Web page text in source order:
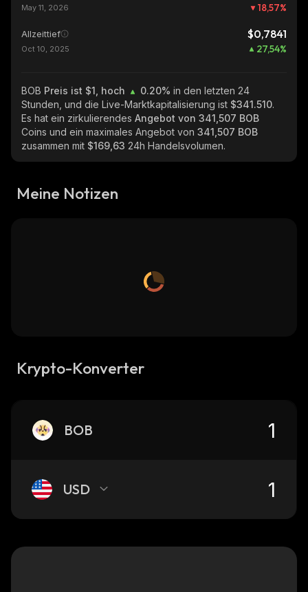
May 11, 2026 18,57%
Allzeittief $0,7841
Oct 10, 2025 27,54%
BOB Preis ist $1, hoch 0.20% in den letzten 24
Stunden, und die Live-Marktkapitalisierung ist $341.510.
Es hat ein zirkulierendes Angebot von 341,507 BOB
Coins und ein maximales Angebot von 341,507 BOB
zusammen mit $169,63 24h Handelsvolumen.
Meine Notizen
Krypto-Konverter
BOB
USD